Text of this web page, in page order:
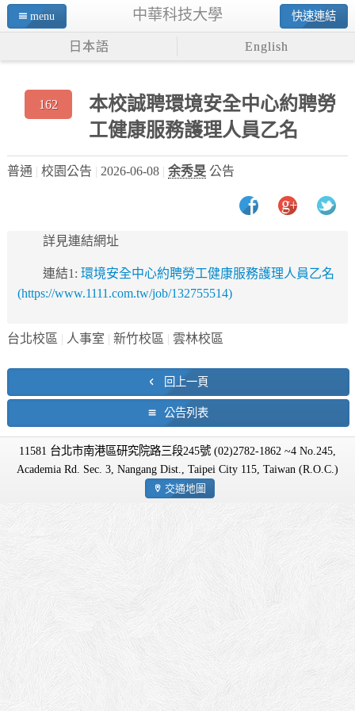
menu 中華科技大學 快速連結
日本語 English
162
本校誠聘環境安全中心約聘勞
工健康服務護理人員乙名
普通 校園公告 2026-06-08 余秀旻公告
詳見連結網址
連結1: 環境安全中心約聘勞工健康服務護理人員乙名
(https://www.1111.com.tw/job/132755514)
台北校區 人事室 新竹校區 雲林校區
回上一頁
公告列表
11581 台北市南港區研究院路三段245號 (02)2782-1862 ~4 No.245,
Academia Rd. Sec. 3, Nangang Dist., Taipei City 115, Taiwan (R.O.C.)
交通地圖